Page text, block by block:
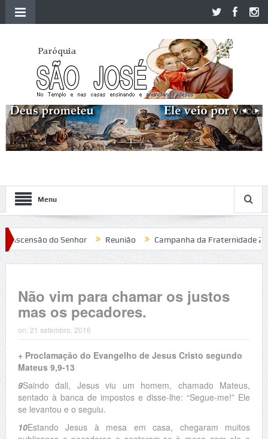
Menu
do Senhor Reunião Campanha da Fraternidade 2020
Não vim para chamar os justos
mas os pecadores.
on: 21 setembro, 2016
+ Proclamação do Evangelho de Jesus Cristo segundo
Mateus 9,9-13
9Saindo dali, Jesus viu um homem, chamado Mateus,
sentado à banca de impostos e disse-lhe: “Segue-me!” Ele
se levantou e o seguiu.
10Estando Jesus à mesa em casa, chegaram muitos